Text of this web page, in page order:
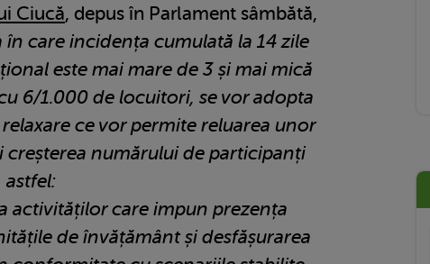
Ciucă, depus în Parlament sâmbătă,
în care incidența cumulată la 14 zile
este mai mare de 3 și mai mică
6/1.000 de locuitori, se vor adopta
ce vor permite reluarea unor
creșterea numărului de participanți
astfel:
activităților care impun prezența
de învățământ și desfășurarea